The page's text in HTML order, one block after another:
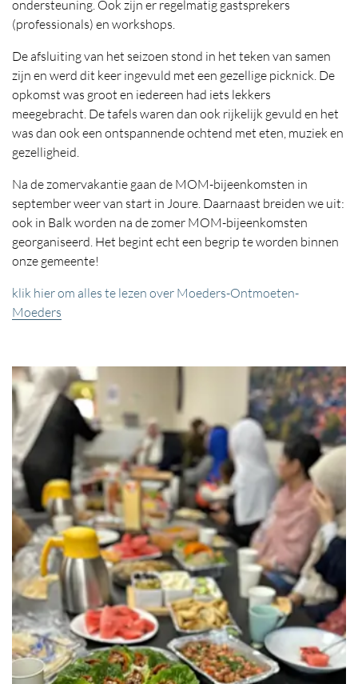
ondersteuning. Ook zijn er regelmatig gastsprekers
(professionals) en workshops.
De afsluiting van het seizoen stond in het teken van samen
zijn en werd dit keer ingevuld met een gezellige picknick. De
opkomst was groot en iedereen had iets lekkers
meegebracht. De tafels waren dan ook rijkelijk gevuld en het
was dan ook een ontspannende ochtend met eten, muziek en
gezelligheid.
Na de zomervakantie gaan de MOM-bijeenkomsten in
september weer van start in Joure. Daarnaast breiden we uit:
ook in Balk worden na de zomer MOM-bijeenkomsten
georganiseerd. Het begint echt een begrip te worden binnen
onze gemeente!
klik hier om alles te lezen over Moeders-Ontmoeten-
Moeders